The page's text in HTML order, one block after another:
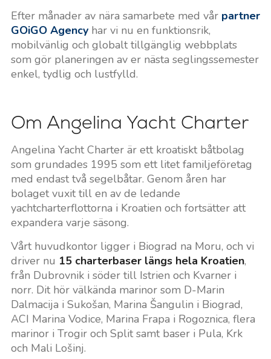
Efter månader av nära samarbete med vår partner
GOiGO Agencyhar vi nu en funktionsrik,
mobilvänlig och globalt tillgänglig webbplats
som gör planeringen av er nästa seglingssemester
enkel, tydlig och lustfylld.
Om Angelina Yacht Charter
Angelina Yacht Charter är ett kroatiskt båtbolag
som grundades 1995 som ett litet familjeföretag
med endast två segelbåtar. Genom åren har
bolaget vuxit till en av de ledande
yachtcharterflottorna i Kroatien och fortsätter att
expandera varje säsong.
Vårt huvudkontor ligger i Biograd na Moru, och vi
driver nu 15 charterbaser längs hela Kroatien,
från Dubrovnik i söder till Istrien och Kvarner i
norr. Dit hör välkända marinor som D-Marin
Dalmacija i Sukošan, Marina Šangulin i Biograd,
ACI Marina Vodice, Marina Frapa i Rogoznica, flera
marinor i Trogir och Split samt baser i Pula, Krk
och Mali Lošinj.